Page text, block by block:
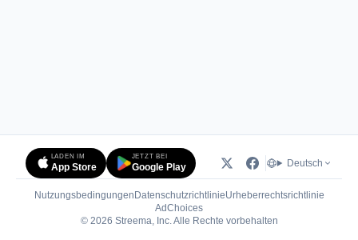
LADEN IM
App Store
JETZT BEI
Google Play Deutsch
Nutzungsbedingungen DatenschutzrichtlinieUrheberrechtsrichtlinie
AdChoices(öffnet in neuem Tab)
© 2026 Streema, Inc. Alle Rechte vorbehalten